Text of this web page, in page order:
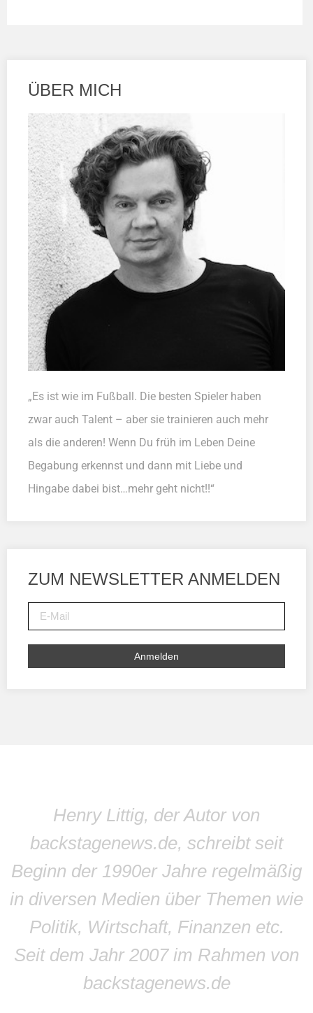
ÜBER MICH
„Es ist wie im Fußball. Die besten Spieler haben
zwar auch Talent – aber sie trainieren auch mehr
als die anderen! Wenn Du früh im Leben Deine
Begabung erkennst und dann mit Liebe und
Hingabe dabei bist…mehr geht nicht!!“
ZUM NEWSLETTER ANMELDEN
Anmelden
Henry Littig, der Autor von
backstagenews.de, schreibt seit
Beginn der 1990er Jahre regelmäßig
in diversen Medien über Themen wie
Politik, Wirtschaft, Finanzen etc.
Seit dem Jahr 2007 im Rahmen von
backstagenews.de